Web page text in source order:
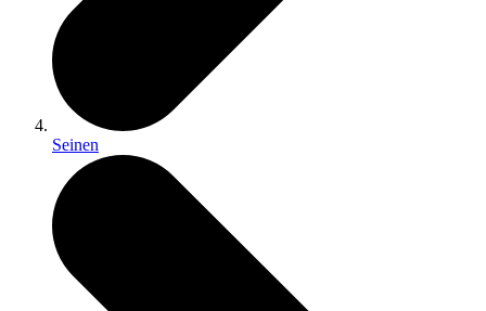
Seinen